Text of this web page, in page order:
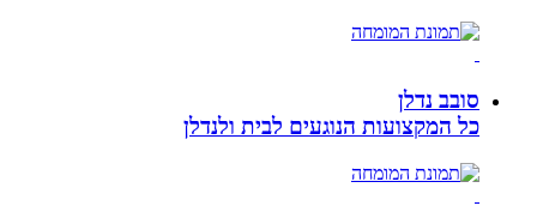
סובב נדלן
כל המקצועות הנוגעים לבית ולנדלן